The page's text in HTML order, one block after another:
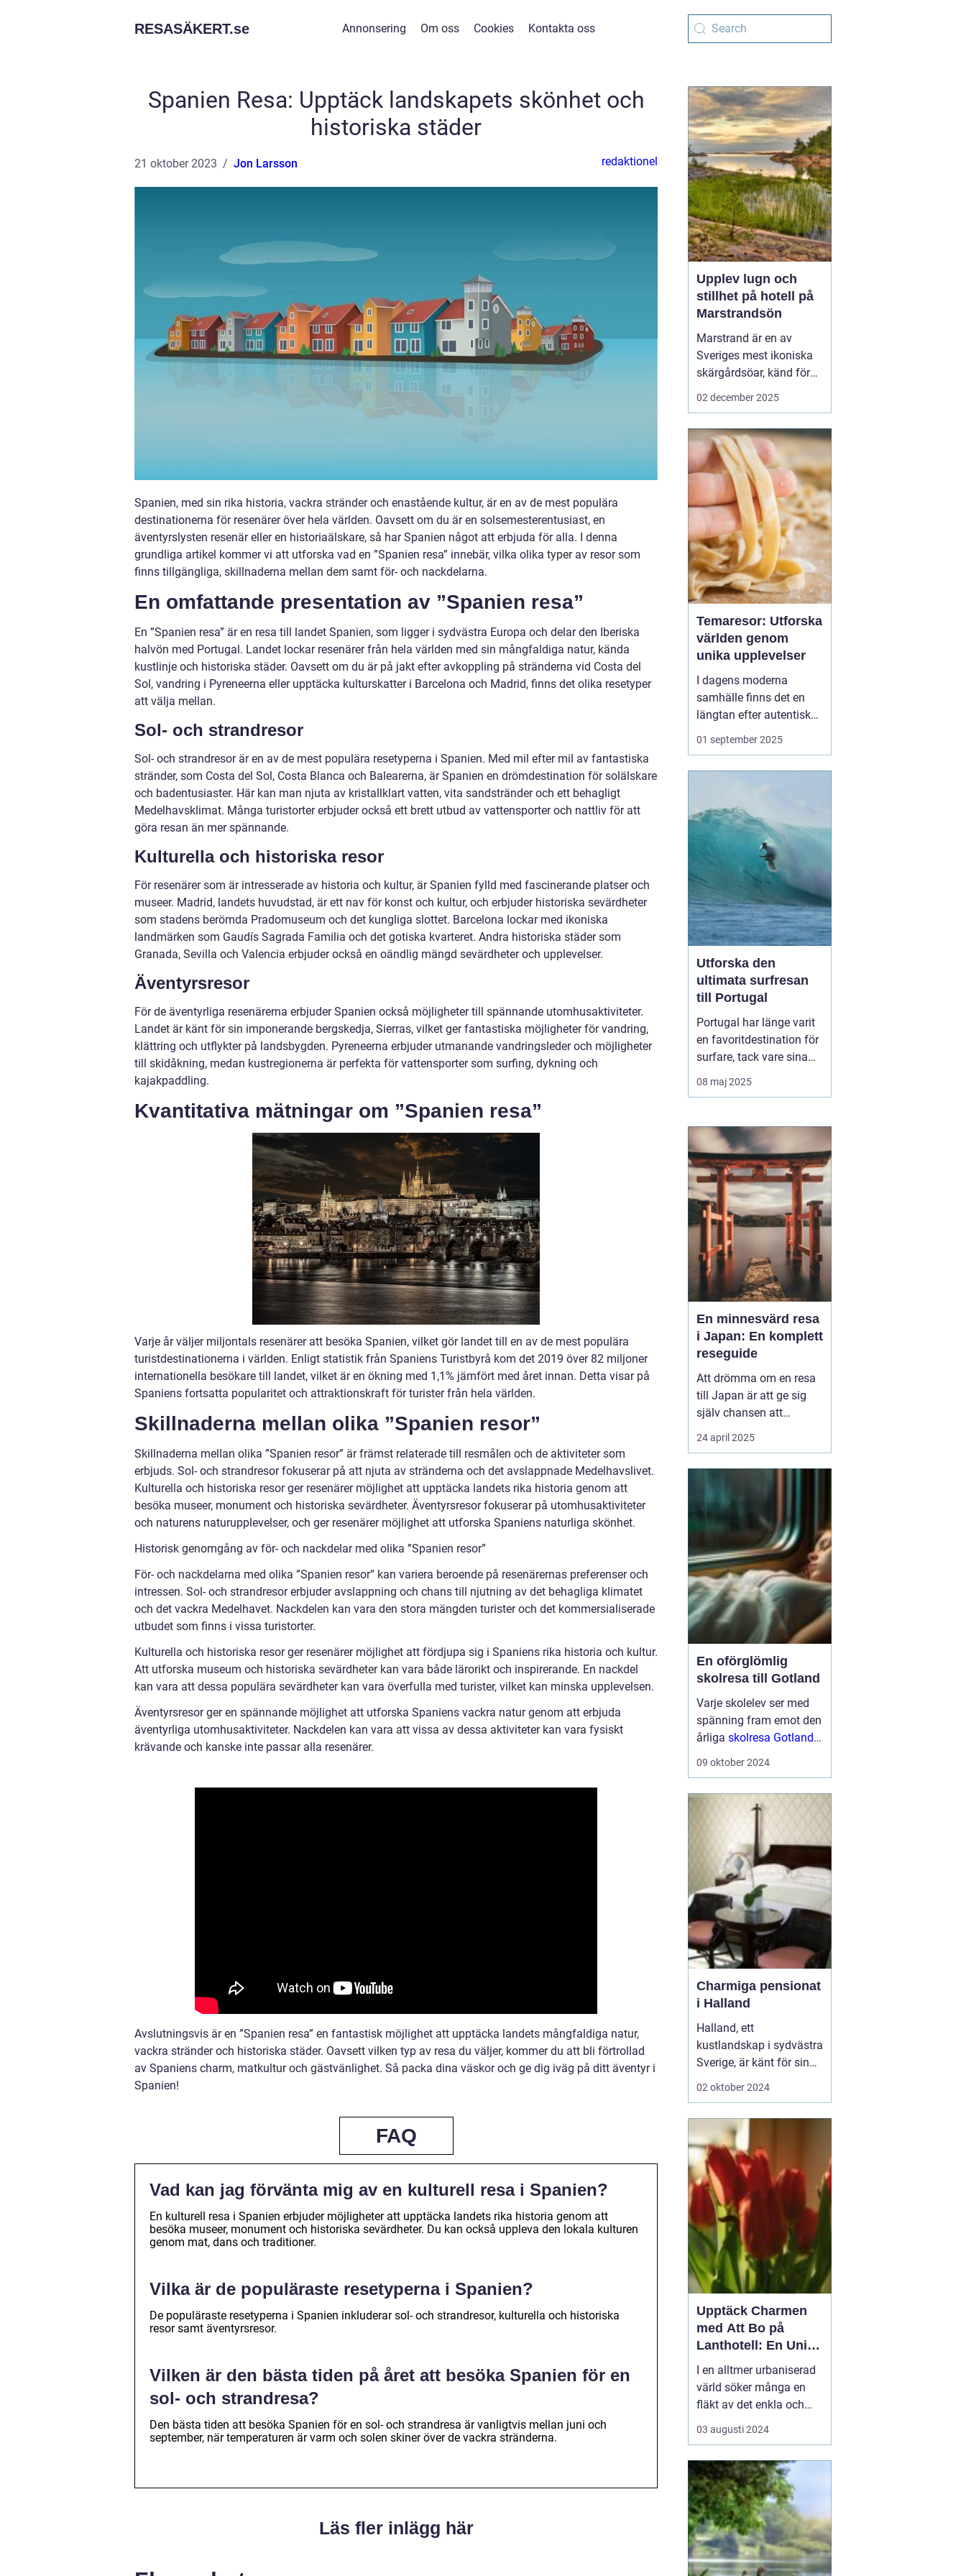
RESASÄKERT.se Annonsering Om oss Cookies Kontakta oss
Spanien Resa: Upptäck landskapets skönhet och
historiska städer
21 oktober 2023 Jon Larsson redaktionel
Spanien, med sin rika historia, vackra stränder och enastående kultur, är en av de mest populära
destinationerna för resenärer över hela världen. Oavsett om du är en solsemesterentusiast, en
äventyrslysten resenär eller en historiaälskare, så har Spanien något att erbjuda för alla. I denna
grundliga artikel kommer vi att utforska vad en ”Spanien resa” innebär, vilka olika typer av resor som
finns tillgängliga, skillnaderna mellan dem samt för- och nackdelarna.
En omfattande presentation av ”Spanien resa”
En ”Spanien resa” är en resa till landet Spanien, som ligger i sydvästra Europa och delar den Iberiska
halvön med Portugal. Landet lockar resenärer från hela världen med sin mångfaldiga natur, kända
kustlinje och historiska städer. Oavsett om du är på jakt efter avkoppling på stränderna vid Costa del
Sol, vandring i Pyreneerna eller upptäcka kulturskatter i Barcelona och Madrid, finns det olika resetyper
att välja mellan.
Sol- och strandresor
Sol- och strandresor är en av de mest populära resetyperna i Spanien. Med mil efter mil av fantastiska
stränder, som Costa del Sol, Costa Blanca och Balearerna, är Spanien en drömdestination för solälskare
och badentusiaster. Här kan man njuta av kristallklart vatten, vita sandstränder och ett behagligt
Medelhavsklimat. Många turistorter erbjuder också ett brett utbud av vattensporter och nattliv för att
göra resan än mer spännande.
Kulturella och historiska resor
För resenärer som är intresserade av historia och kultur, är Spanien fylld med fascinerande platser och
museer. Madrid, landets huvudstad, är ett nav för konst och kultur, och erbjuder historiska sevärdheter
som stadens berömda Pradomuseum och det kungliga slottet. Barcelona lockar med ikoniska
landmärken som Gaudís Sagrada Familia och det gotiska kvarteret. Andra historiska städer som
Granada, Sevilla och Valencia erbjuder också en oändlig mängd sevärdheter och upplevelser.
Äventyrsresor
För de äventyrliga resenärerna erbjuder Spanien också möjligheter till spännande utomhusaktiviteter.
Landet är känt för sin imponerande bergskedja, Sierras, vilket ger fantastiska möjligheter för vandring,
klättring och utflykter på landsbygden. Pyreneerna erbjuder utmanande vandringsleder och möjligheter
till skidåkning, medan kustregionerna är perfekta för vattensporter som surfing, dykning och
kajakpaddling.
Kvantitativa mätningar om ”Spanien resa”
Varje år väljer miljontals resenärer att besöka Spanien, vilket gör landet till en av de mest populära
turistdestinationerna i världen. Enligt statistik från Spaniens Turistbyrå kom det 2019 över 82 miljoner
internationella besökare till landet, vilket är en ökning med 1,1% jämfört med året innan. Detta visar på
Spaniens fortsatta popularitet och attraktionskraft för turister från hela världen.
Skillnaderna mellan olika ”Spanien resor”
Skillnaderna mellan olika ”Spanien resor” är främst relaterade till resmålen och de aktiviteter som
erbjuds. Sol- och strandresor fokuserar på att njuta av stränderna och det avslappnade Medelhavslivet.
Kulturella och historiska resor ger resenärer möjlighet att upptäcka landets rika historia genom att
besöka museer, monument och historiska sevärdheter. Äventyrsresor fokuserar på utomhusaktiviteter
och naturens naturupplevelser, och ger resenärer möjlighet att utforska Spaniens naturliga skönhet.
Historisk genomgång av för- och nackdelar med olika ”Spanien resor”
För- och nackdelarna med olika ”Spanien resor” kan variera beroende på resenärernas preferenser och
intressen. Sol- och strandresor erbjuder avslappning och chans till njutning av det behagliga klimatet
och det vackra Medelhavet. Nackdelen kan vara den stora mängden turister och det kommersialiserade
utbudet som finns i vissa turistorter.
Kulturella och historiska resor ger resenärer möjlighet att fördjupa sig i Spaniens rika historia och kultur.
Att utforska museum och historiska sevärdheter kan vara både lärorikt och inspirerande. En nackdel
kan vara att dessa populära sevärdheter kan vara överfulla med turister, vilket kan minska upplevelsen.
Äventyrsresor ger en spännande möjlighet att utforska Spaniens vackra natur genom att erbjuda
äventyrliga utomhusaktiviteter. Nackdelen kan vara att vissa av dessa aktiviteter kan vara fysiskt
krävande och kanske inte passar alla resenärer.
Avslutningsvis är en ”Spanien resa” en fantastisk möjlighet att upptäcka landets mångfaldiga natur,
vackra stränder och historiska städer. Oavsett vilken typ av resa du väljer, kommer du att bli förtrollad
av Spaniens charm, matkultur och gästvänlighet. Så packa dina väskor och ge dig iväg på ditt äventyr i
Spanien!
FAQ
Vad kan jag förvänta mig av en kulturell resa i Spanien?
En kulturell resa i Spanien erbjuder möjligheter att upptäcka landets rika historia genom att
besöka museer, monument och historiska sevärdheter. Du kan också uppleva den lokala kulturen
genom mat, dans och traditioner.
Vilka är de populäraste resetyperna i Spanien?
De populäraste resetyperna i Spanien inkluderar sol- och strandresor, kulturella och historiska
resor samt äventyrsresor.
Vilken är den bästa tiden på året att besöka Spanien för en
sol- och strandresa?
Den bästa tiden att besöka Spanien för en sol- och strandresa är vanligtvis mellan juni och
september, när temperaturen är varm och solen skiner över de vackra stränderna.
Läs fler inlägg här
Upplev lugn och
stillhet på hotell på
Marstrandsön
Marstrand är en av
Sveriges mest ikoniska
skärgårdsöar, känd för
sin rika historia,
i närheten av Göteborg,
erbjuder Marstrand en
perfekt tillflykts...
02 december 2025
Temaresor: Utforska
världen genom
unika upplevelser
I dagens moderna
samhälle finns det en
längtan efter autentiska
och minnesvärda
reseupplevelser som går
för många resenärer so...
01 september 2025
Utforska den
ultimata surfresan
till Portugal
Portugal har länge varit
en favoritdestination för
surfare, tack vare sina
vidsträckta kuster och
imponerande vågor. En
erbjuder mer än bara
surf...
08 maj 2025
En minnesvärd resa
i Japan: En komplett
reseguide
Att drömma om en resa
till Japan är att ge sig
själv chansen att
uppleva en värld där
tradition och modernitet
futuristiska neonskenen
i Tokyo till de fridfulla
tempelområde...
24 april 2025
En oförglömlig
skolresa till Gotland
Varje skolelev ser med
spänning fram emot den
årliga skolresa Gotland
en välbehövlig paus
och ...
09 oktober 2024
Charmiga pensionat
i Halland
Halland, ett
kustlandskap i sydvästra
Sverige, är känt för sin
vackra natur, långa
Området är en populär
destination för
semesterfirare som
söker lugn och
avkoppling från stadens
brus. Bland Hallands
böljande åk...
02 oktober 2024
Upptäck Charmen
med Att Bo på
Lanthotell: En Unik
Upplevelse på
Smålandstorpet
I en alltmer urbaniserad
värld söker många en
fläkt av det enkla och
naturnära livet. Att
övernatta på ett
fånga just denna
upplevelse - och få en
paus från s...
03 augusti 2024